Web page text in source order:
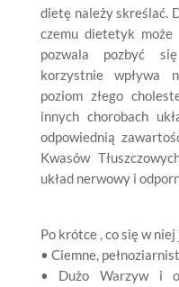
dietę należy skreślać.
czemu dietetyk może
pozwala pozbyć
korzystnie wpływa
poziom złego
innych chorobach
odpowiednią
Kwasów
układ nerwowy i
Po krótce , co się w niej
• Ciemne,
• Dużo Warzyw i